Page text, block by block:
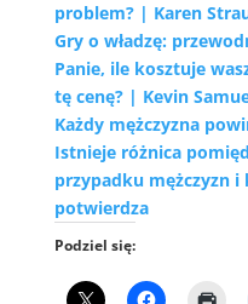
problem? | Karen
Gry o władzę:
Panie, ile kosztuje
tę cenę? | Kevin
Każdy mężczyzna
Istnieje różnica
przypadku mężczyzn
potwierdza
Podziel się: